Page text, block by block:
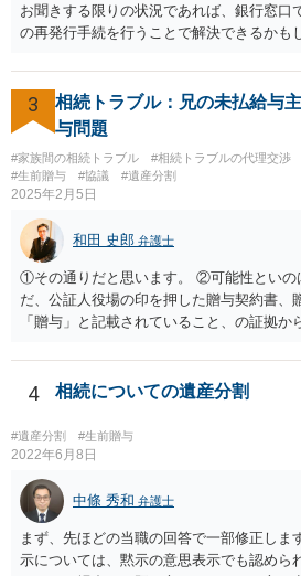
お聞きする限りの状況であれば、銀行窓口
の再発行手続を行うことで解決できるかも
3
相続トラブル：兄の未払給与
与問題
#家族間の相続トラブル #相続トラブルの代理交渉
#生前贈与
#協議 #遺産分割
2025年2月5日
和田 史郎 弁護士
①その通りだと思います。 ②可能性といの
だ、公証人役場の印を押した贈与契約書、
「贈与」と記載されていること、の証拠
わなければ、遺産分割調停を申し立てて進
がしますね。
4 相続についての遺産分割
#遺産分割 #生前贈与
2022年6月8日
中條 秀和 弁護士
まず、先ほどの当職の回答で一部修正しま
示については、黙示の意思表示でも認めら